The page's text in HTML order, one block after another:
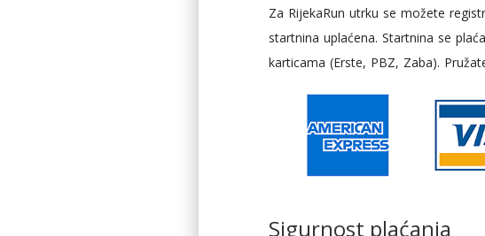
Za RijekaRun utrku se možete
startnina uplaćena. Startnina se
karticama (Erste, PBZ, Zaba).
Sigurnost plaćanja